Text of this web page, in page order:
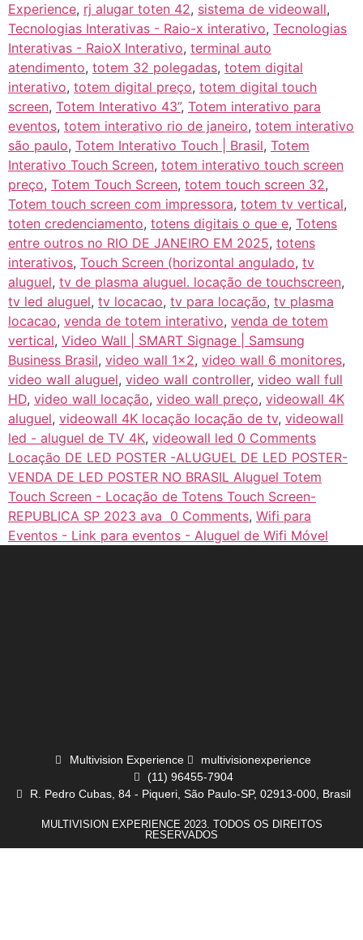
Experience, rj alugar toten 42, sistema de videowall,
Tecnologias Interativas - Raio-x interativo, Tecnologias
Interativas - RaioX Interativo, terminal auto
atendimento, totem 32 polegadas, totem digital
interativo, totem digital preço, totem digital touch
screen, Totem Interativo 43”, Totem interativo para
eventos, totem interativo rio de janeiro, totem interativo
são paulo, Totem Interativo Touch | Brasil, Totem
Interativo Touch Screen, totem interativo touch screen
preço, Totem Touch Screen, totem touch screen 32,
Totem touch screen com impressora, totem tv vertical,
toten credenciamento, totens digitais o que e, Totens
entre outros no RIO DE JANEIRO EM 2025, totens
interativos, Touch Screen (horizontal angulado, tv
aluguel, tv de plasma aluguel. locação de touchscreen,
tv led aluguel, tv locacao, tv para locação, tv plasma
locacao, venda de totem interativo, venda de totem
vertical, Video Wall | SMART Signage | Samsung
Business Brasil, video wall 1x2, video wall 6 monitores,
video wall aluguel, video wall controller, video wall full
HD, video wall locação, video wall preço, videowall 4K
aluguel, videowall 4K locação locação de tv, videowall
led - aluguel de TV 4K, videowall led 0 Comments
Locação DE LED POSTER -ALUGUEL DE LED POSTER-
VENDA DE LED POSTER NO BRASIL Aluguel Totem
Touch Screen - Locação de Totens Touch Screen-
REPUBLICA SP 2023 ava 0 Comments, Wifi para
Eventos - Link para eventos - Aluguel de Wifi Móvel
Multivision Experience
multivisionexperience
(11) 96455-7904
R. Pedro Cubas, 84 - Piqueri, São Paulo-SP, 02913-000, Brasil
MULTIVISION EXPERIENCE 2023. TODOS OS DIREITOS
RESERVADOS